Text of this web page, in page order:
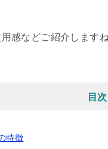
感などご紹介しますね
目次
特徴